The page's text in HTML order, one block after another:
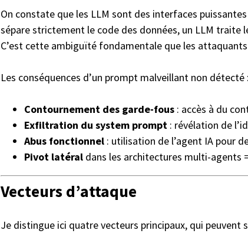
On constate que les LLM sont des interfaces
sépare strictement le code des données, un LLM
C’est cette ambiguïté fondamentale que les
Les conséquences d’un prompt malveillant non détecté :
Contournement des garde-fous: accès à du
Exfiltration du system prompt: révélation de
Abus fonctionnel: utilisation de l’agent IA pour
Pivot latéraldans les architectures multi-agents
Vecteurs d’attaque
Je distingue ici quatre vecteurs principaux, qui peuvent